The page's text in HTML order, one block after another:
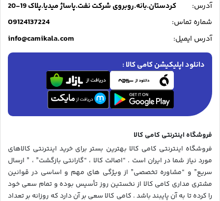
آدرس:
کردستان.بانه.روبروی شرکت نفت.پاساژ میدیا.پلاک 19-20
شماره تماس:
09124137224
آدرس ایمیل: info@camikala.com
دانلود اپلیکیشن کامی کالا :
فروشگاه اینترنتی کامی کالا
فروشگاه اینترنتی کامی کالا بهترین بستر برای خرید اینترنتی کالاهای
مورد نیاز شما در ایران است . “اصالت کالا ، “گارانتی بازگشت” ، ” ارسال
سریع” و “مشاوره تخصصی” از ویژگی های مهم و اساسی در قوانین
مشتری مداری کامی کالا از نخستین روز تأسیس بوده و تمام سعی خود
را کرده تا به آن پایبند باشد . کامی کالا سعی بر آن دارد که روزانه بر تعداد